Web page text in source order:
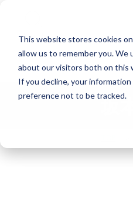
This website stores cookies
allow us to remember you.
about our visitors both on this
If you decline, your
preference not to be tracked.
Search